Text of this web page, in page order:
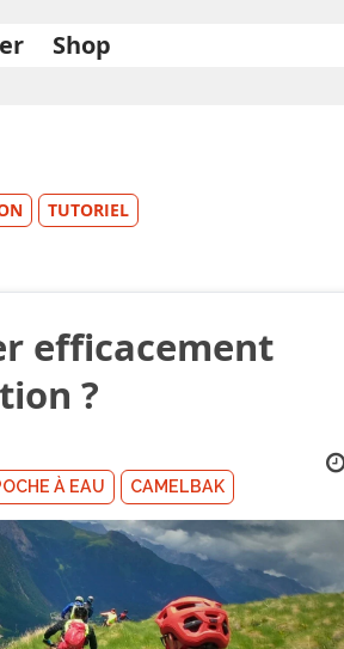
Shop
TUTORIEL
efficacement
?
À EAU CAMELBAK